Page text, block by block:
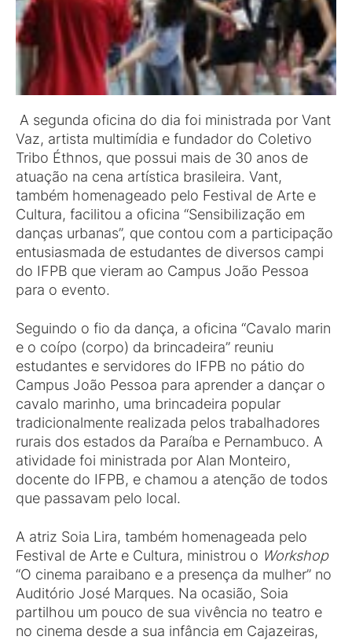
A segunda oficina do dia foi ministrada por Vant
Vaz, artista multimídia e fundador do Coletivo
Tribo Éthnos, que possui mais de 30 anos de
atuação na cena artística brasileira. Vant,
também homenageado pelo Festival de Arte e
Cultura, facilitou a oficina “Sensibilização em
danças urbanas”, que contou com a participação
entusiasmada de estudantes de diversos campi
do IFPB que vieram ao Campus João Pessoa
para o evento.
Seguindo o fio da dança, a oficina “Cavalo marin
e o coípo (corpo) da brincadeira” reuniu
estudantes e servidores do IFPB no pátio do
Campus João Pessoa para aprender a dançar o
cavalo marinho, uma brincadeira popular
tradicionalmente realizada pelos trabalhadores
rurais dos estados da Paraíba e Pernambuco. A
atividade foi ministrada por Alan Monteiro,
docente do IFPB, e chamou a atenção de todos
que passavam pelo local.
A atriz Soia Lira, também homenageada pelo
Festival de Arte e Cultura, ministrou o Workshop
“O cinema paraibano e a presença da mulher” no
Auditório José Marques. Na ocasião, Soia
partilhou um pouco de sua vivência no teatro e
no cinema desde a sua infância em Cajazeiras,